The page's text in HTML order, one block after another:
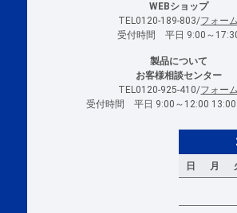
WEBショップ
TEL0120-189-803/フォーム
受付時間 平日 9:00～
製品について
お客様相談センター
TEL0120-925-410/フォーム
受付時間 平日 9:00～12:00 13:00
日 月